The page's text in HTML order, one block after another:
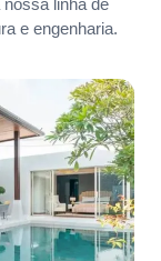
linha de
e engenharia.